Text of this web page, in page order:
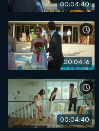
00:04:40
00:04:16
00:04:40